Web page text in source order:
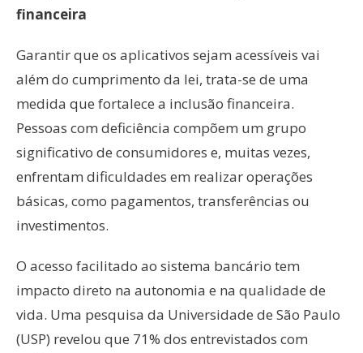
financeira
Garantir que os aplicativos sejam acessíveis vai
além do cumprimento da lei, trata-se de uma
medida que fortalece a inclusão financeira.
Pessoas com deficiência compõem um grupo
significativo de consumidores e, muitas vezes,
enfrentam dificuldades em realizar operações
básicas, como pagamentos, transferências ou
investimentos.
O acesso facilitado ao sistema bancário tem
impacto direto na autonomia e na qualidade de
vida. Uma pesquisa da Universidade de São Paulo
(USP) revelou que 71% dos entrevistados com